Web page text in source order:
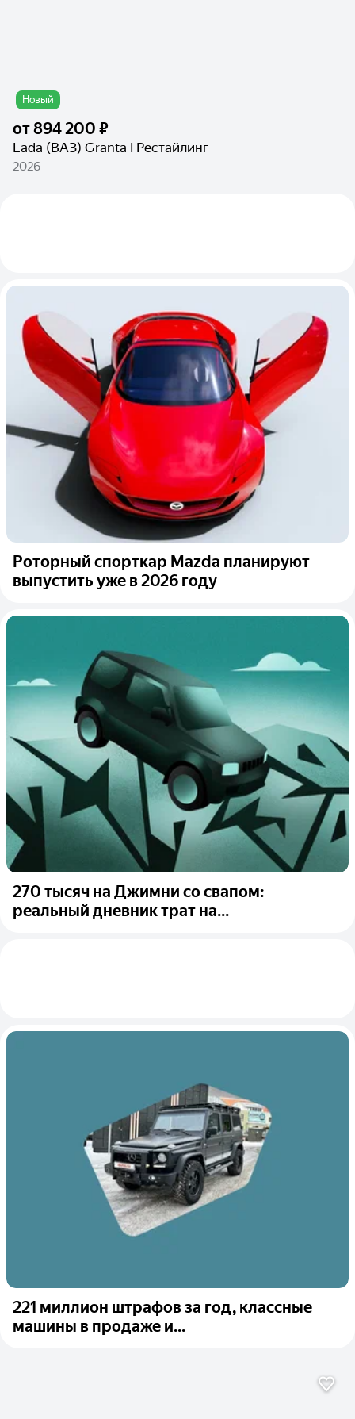
Новый
от894 200 ₽
Lada (ВАЗ) Granta I Рестайлинг
2026
Роторный спорткар Mazda планируют
выпустить уже в 2026 году
270 тысяч на Джимни со свапом:
реальный дневник трат на...
221 миллион штрафов за год, классные
машины в продаже и...